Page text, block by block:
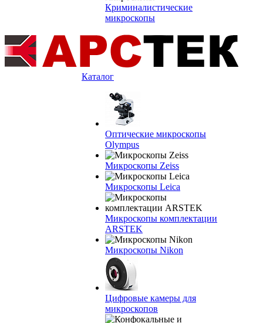
Криминалистические
микроскопы
Каталог
Оптические микроскопы
Olympus
Микроскопы Zeiss
Микроскопы Leica
Микроскопы комплектации
ARSTEK
Микроскопы Nikon
Цифровые камеры для
микроскопов